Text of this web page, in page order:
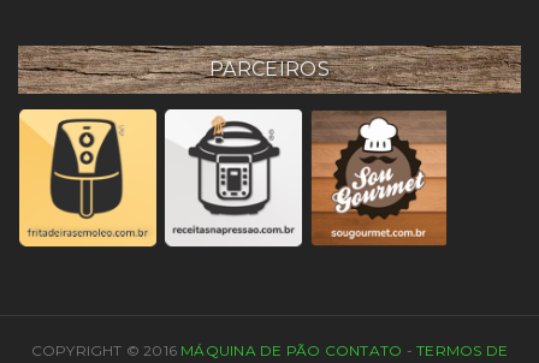
PARCEIROS
COPYRIGHT © 2016 MÁQUINA DE PÃO CONTATO -TERMOS DE